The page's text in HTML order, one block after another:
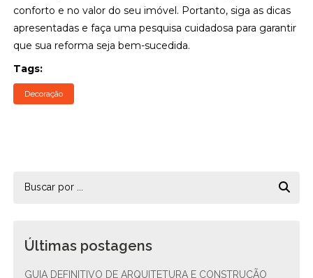
conforto e no valor do seu imóvel. Portanto, siga as dicas
apresentadas e faça uma pesquisa cuidadosa para garantir
que sua reforma seja bem-sucedida.
Tags:
Decoração
Últimas postagens
GUIA DEFINITIVO DE ARQUITETURA E CONSTRUÇÃO